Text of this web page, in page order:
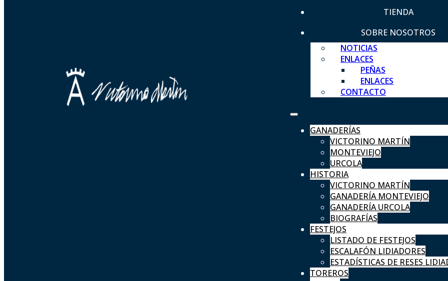
TIENDA
SOBRE NOSOTROS
NOTICIAS
ENLACES
PEÑAS
ENLACES
CONTACTO
GANADERÍAS
VICTORINO MARTÍN
MONTEVIEJO
URCOLA
HISTORIA
VICTORINO MARTÍN
GANADERÍA MONTEVIEJO
GANADERÍA URCOLA
BIOGRAFÍAS
FESTEJOS
LISTADO DE FESTEJOS
ESCALAFÓN LIDIADORES
ESTADÍSTICAS DE RESES
TOREROS